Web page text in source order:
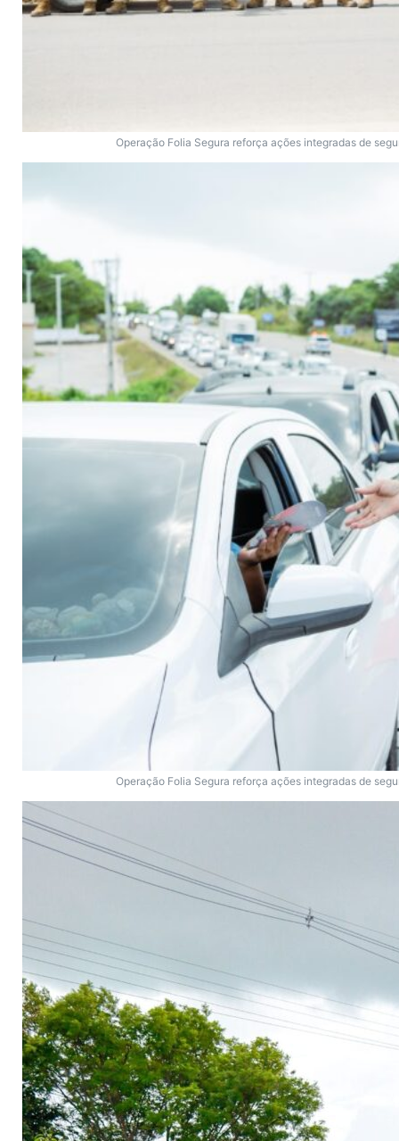
Operação Folia Segura reforça ações integradas de
Operação Folia Segura reforça ações integradas de